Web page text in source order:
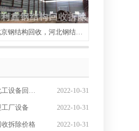
北京钢结构回收，河北钢结构厂房回收
回收商家 2022-10-31
厂设备 2022-10-31
拆除价格 2022-10-31